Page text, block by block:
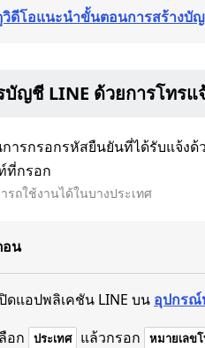
วิดีโอแนะนำขั้นตอนการสร้างบั
บัญชี LINE ด้วยการโทรแ
ารกรอกรหัสยืนยันที่ได้รับแจ้งด้
ที่กรอก
รถใช้งานได้ในบางประเทศ
น
ดแอปพลิเคชัน LINE บน อุปกรณ์
อก ประเทศ แล้วกรอก หมายเลข